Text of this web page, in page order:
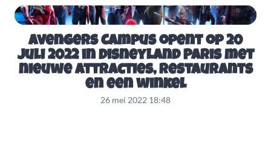
Avengers Campus opent op 20
juli 2022 in Disneyland Paris met
nieuwe attracties, restaurants
en een winkel
26 mei 2022 18:48